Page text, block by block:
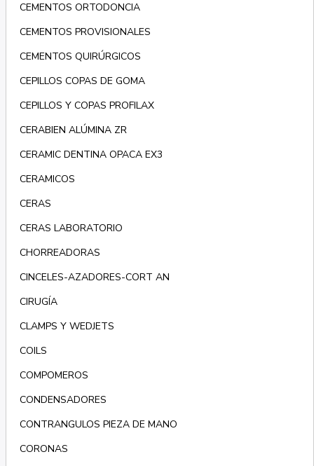
CEMENTOS ORTODONCIA
CEMENTOS PROVISIONALES
CEMENTOS QUIRÚRGICOS
CEPILLOS COPAS DE GOMA
CEPILLOS Y COPAS PROFILAX
CERABIEN ALÚMINA ZR
CERAMIC DENTINA OPACA EX3
CERAMICOS
CERAS
CERAS LABORATORIO
CHORREADORAS
CINCELES-AZADORES-CORT AN
CIRUGÍA
CLAMPS Y WEDJETS
COILS
COMPOMEROS
CONDENSADORES
CONTRANGULOS PIEZA DE MANO
CORONAS